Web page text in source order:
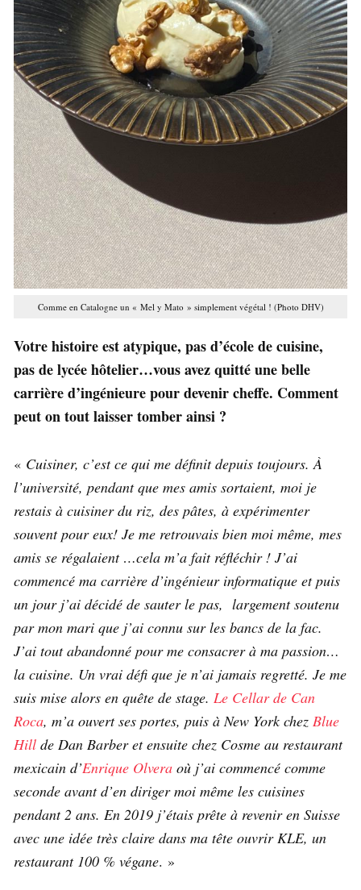
Comme en Catalogne un « Mel y Mato » simplement végétal ! (Photo DHV)
Votre histoire est atypique, pas d’école de cuisine,
pas de lycée hôtelier…vous avez quitté une belle
carrière d’ingénieure pour devenir cheffe. Comment
peut on tout laisser tomber ainsi ?
« Cuisiner, c’est ce qui me définit depuis toujours. À
l’université, pendant que mes amis sortaient, moi je
restais à cuisiner du riz, des pâtes, à expérimenter
souvent pour eux! Je me retrouvais bien moi même, mes
amis se régalaient …cela m’a fait réfléchir ! J’ai
commencé ma carrière d’ingénieur informatique et puis
un jour j’ai décidé de sauter le pas, largement soutenu
par mon mari que j’ai connu sur les bancs de la fac.
J’ai tout abandonné pour me consacrer à ma passion…
la cuisine. Un vrai défi que je n’ai jamais regretté. Je me
suis mise alors en quête de stage. Le Cellar de Can
Roca, m’a ouvert ses portes, puis à New York chez Blue
Hill de Dan Barber et ensuite chez Cosme au restaurant
mexicain d’Enrique Olvera où j’ai commencé comme
seconde avant d’en diriger moi même les cuisines
pendant 2 ans. En 2019 j’étais prête à revenir en Suisse
avec une idée très claire dans ma tête ouvrir KLE, un
restaurant 100 % végane. »